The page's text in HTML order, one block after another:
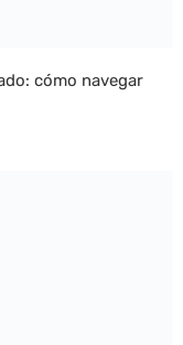
cómo navegar